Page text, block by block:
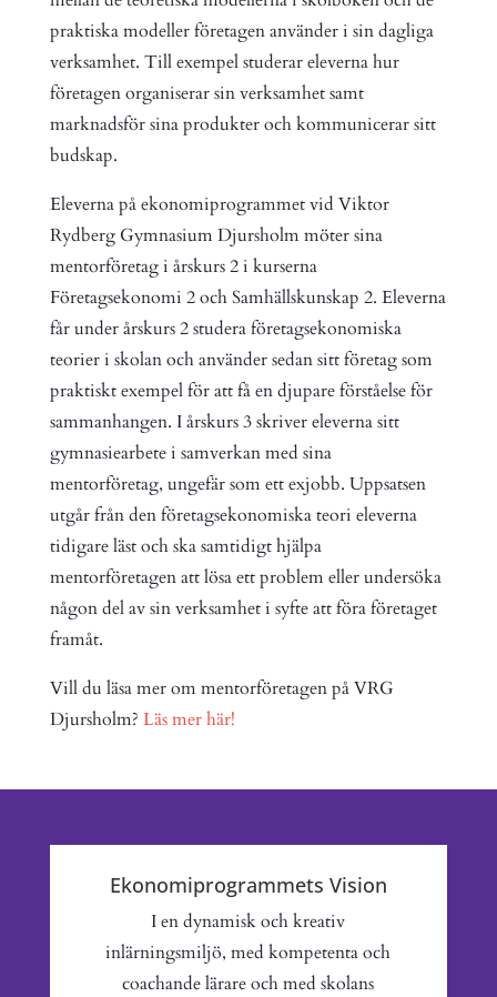
praktiska modeller företagen använder i sin dagliga
verksamhet. Till exempel studerar eleverna hur
företagen organiserar sin verksamhet samt
marknadsför sina produkter och kommunicerar sitt
budskap.
Eleverna på ekonomiprogrammet vid Viktor
Rydberg Gymnasium Djursholm möter sina
mentorföretag i årskurs 2 i kurserna
Företagsekonomi 2 och Samhällskunskap 2. Eleverna
får under årskurs 2 studera företagsekonomiska
teorier i skolan och använder sedan sitt företag som
praktiskt exempel för att få en djupare förståelse för
sammanhangen. I årskurs 3 skriver eleverna sitt
gymnasiearbete i samverkan med sina
mentorföretag, ungefär som ett exjobb. Uppsatsen
utgår från den företagsekonomiska teori eleverna
tidigare läst och ska samtidigt hjälpa
mentorföretagen att lösa ett problem eller undersöka
någon del av sin verksamhet i syfte att föra företaget
framåt.
Vill du läsa mer om mentorföretagen på VRG
Djursholm? Läs mer här!
Ekonomiprogrammets Vision
I en dynamisk och kreativ
inlärningsmiljö, med kompetenta och
coachande lärare och med skolans